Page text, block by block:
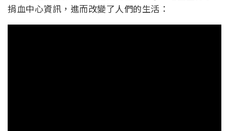
捐血中心資訊，進而改變了人們的生活：